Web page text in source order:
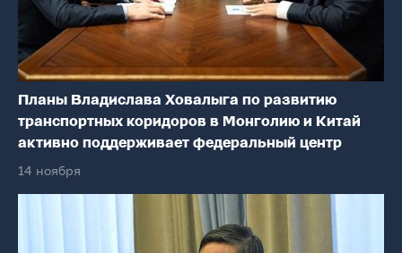
Планы Владислава Ховалыга по развитию
транспортных коридоров в Монголию и Китай
активно поддерживает федеральный центр
14 ноября